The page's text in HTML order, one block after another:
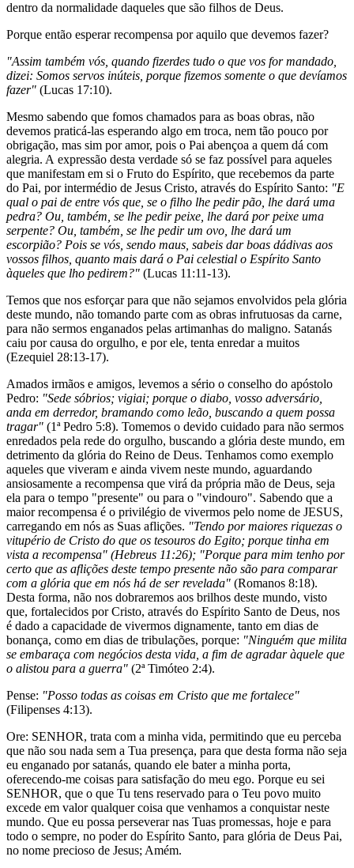
dentro da normalidade daqueles que são filhos de Deus.
Porque então esperar recompensa por aquilo que devemos fazer?
"Assim também vós, quando fizerdes tudo o que vos for mandado,
dizei: Somos servos inúteis, porque fizemos somente o que devíamos
fazer" (Lucas 17:10).
Mesmo sabendo que fomos chamados para as boas obras, não
devemos praticá-las esperando algo em troca, nem tão pouco por
obrigação, mas sim por amor, pois o Pai abençoa a quem dá com
alegria. A expressão desta verdade só se faz possível para aqueles
que manifestam em si o Fruto do Espírito, que recebemos da parte
do Pai, por intermédio de Jesus Cristo, através do Espírito Santo: "E
qual o pai de entre vós que, se o filho lhe pedir pão, lhe dará uma
pedra? Ou, também, se lhe pedir peixe, lhe dará por peixe uma
serpente? Ou, também, se lhe pedir um ovo, lhe dará um
escorpião? Pois se vós, sendo maus, sabeis dar boas dádivas aos
vossos filhos, quanto mais dará o Pai celestial o Espírito Santo
àqueles que lho pedirem?" (Lucas 11:11-13).
Temos que nos esforçar para que não sejamos envolvidos pela glória
deste mundo, não tomando parte com as obras infrutuosas da carne,
para não sermos enganados pelas artimanhas do maligno. Satanás
caiu por causa do orgulho, e por ele, tenta enredar a muitos
(Ezequiel 28:13-17).
Amados irmãos e amigos, levemos a sério o conselho do apóstolo
Pedro: "Sede sóbrios; vigiai; porque o diabo, vosso adversário,
anda em derredor, bramando como leão, buscando a quem possa
tragar" (1ª Pedro 5:8). Tomemos o devido cuidado para não sermos
enredados pela rede do orgulho, buscando a glória deste mundo, em
detrimento da glória do Reino de Deus. Tenhamos como exemplo
aqueles que viveram e ainda vivem neste mundo, aguardando
ansiosamente a recompensa que virá da própria mão de Deus, seja
ela para o tempo "presente" ou para o "vindouro". Sabendo que a
maior recompensa é o privilégio de vivermos pelo nome de JESUS,
carregando em nós as Suas aflições. "Tendo por maiores riquezas o
vitupério de Cristo do que os tesouros do Egito; porque tinha em
vista a recompensa" (Hebreus 11:26); "Porque para mim tenho por
certo que as aflições deste tempo presente não são para comparar
com a glória que em nós há de ser revelada" (Romanos 8:18).
Desta forma, não nos dobraremos aos brilhos deste mundo, visto
que, fortalecidos por Cristo, através do Espírito Santo de Deus, nos
é dado a capacidade de vivermos dignamente, tanto em dias de
bonança, como em dias de tribulações, porque: "Ninguém que milita
se embaraça com negócios desta vida, a fim de agradar àquele que
o alistou para a guerra" (2ª Timóteo 2:4).
Pense: "Posso todas as coisas em Cristo que me fortalece"
(Filipenses 4:13).
Ore: SENHOR, trata com a minha vida, permitindo que eu perceba
que não sou nada sem a Tua presença, para que desta forma não seja
eu enganado por satanás, quando ele bater a minha porta,
oferecendo-me coisas para satisfação do meu ego. Porque eu sei
SENHOR, que o que Tu tens reservado para o Teu povo muito
excede em valor qualquer coisa que venhamos a conquistar neste
mundo. Que eu possa perseverar nas Tuas promessas, hoje e para
todo o sempre, no poder do Espírito Santo, para glória de Deus Pai,
no nome precioso de Jesus; Amém.